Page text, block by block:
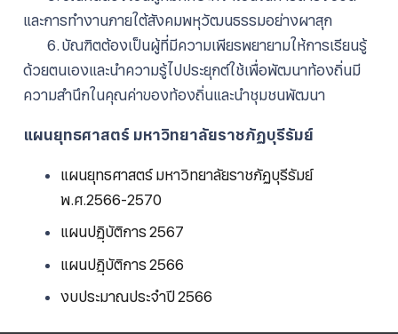
และการทํางานภายใต้สังคมพหุวัฒนธรรมอย่างผาสุก
6. บัณฑิตต้องเป็นผู้ที่มีความเพียรพยายามให้การเรียนรู้
ด้วยตนเองและนําความรู้ไปประยุกต์ใช้เพื่อพัฒนาท้องถิ่นมี
ความสํานึกในคุณค่าของท้องถิ่นและนําชุมชนพัฒนา
แผนยุทธศาสตร์ มหาวิทยาลัยราชภัฏบุรีรัมย์
แผนยุทธศาสตร์ มหาวิทยาลัยราชภัฏบุรีรัมย์
พ.ศ.2566-2570
แผนปฏฺิบัติการ 2567
แผนปฏฺิบัติการ 2566
งบประมาณประจำปี 2566